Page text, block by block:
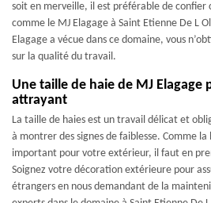
soit en merveille, il est préférable de confier
comme le MJ Elagage à Saint Etienne De L
Elagage a vécue dans ce domaine, vous
sur la qualité du travail.
Une taille de haie de MJ
attrayant
La taille de haies est un travail délicat et
à montrer des signes de faiblesse. Comme
important pour votre extérieur, il faut en
Soignez votre décoration extérieure pour
étrangers en nous demandant de la